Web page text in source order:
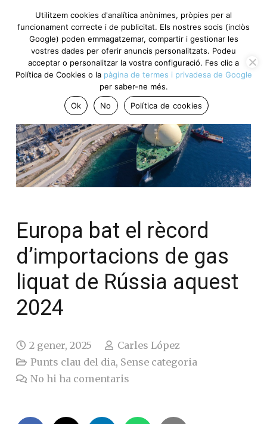
Europa bat el rècord
d’importacions de gas
liquat de Rússia aquest
2024
2 gener, 2025
Carles López
Punts clau del dia, Sense categoria
No hi ha comentaris
Utilitzem cookies d'analítica anònimes, pròpies per al
funcionament correcte i de publicitat. Els nostres socis (inclòs
Google) poden emmagatzemar, compartir i gestionar les
vostres dades per oferir anuncis personalitzats. Podeu
acceptar o personalitzar la vostra configuració. Fes clic a
Política de Cookies o la pàgina de termes i privadesa de Google
per saber-ne més.
Ok
No Política de cookies